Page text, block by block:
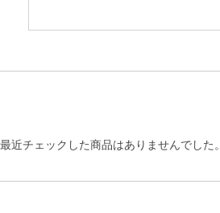
最近チェックした商品はありませんでした。